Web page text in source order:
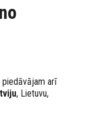
piedāvājam arī
, Lietuvu,